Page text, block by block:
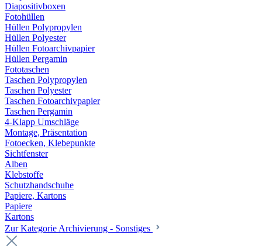
Diapositivboxen
Fotohüllen
Hüllen Polypropylen
Hüllen Polyester
Hüllen Fotoarchivpapier
Hüllen Pergamin
Fototaschen
Taschen Polypropylen
Taschen Polyester
Taschen Fotoarchivpapier
Taschen Pergamin
4-Klapp Umschläge
Montage, Präsentation
Fotoecken, Klebepunkte
Sichtfenster
Alben
Klebstoffe
Schutzhandschuhe
Papiere, Kartons
Papiere
Kartons
Zur Kategorie Archivierung - Sonstiges